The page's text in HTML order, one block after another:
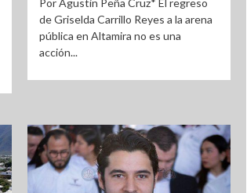
Por Agustin Peña Cruz* El regreso
de Griselda Carrillo Reyes a la arena
pública en Altamira no es una
acción...